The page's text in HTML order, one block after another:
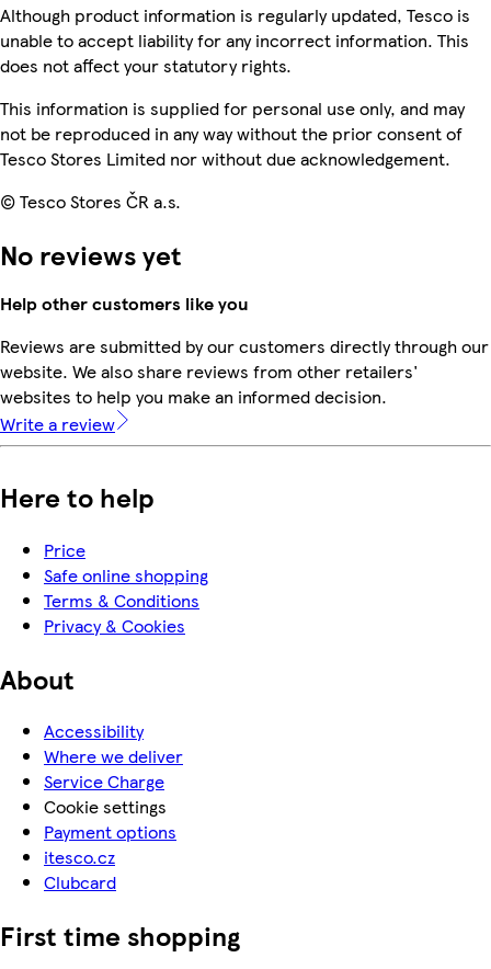
Although product information is regularly updated, Tesco is
unable to accept liability for any incorrect information. This
does not affect your statutory rights.
This information is supplied for personal use only, and may
not be reproduced in any way without the prior consent of
Tesco Stores Limited nor without due acknowledgement.
© Tesco Stores ČR a.s.
No reviews yet
Help other customers like you
Reviews are submitted by our customers directly through our
website. We also share reviews from other retailers'
websites to help you make an informed decision.
Write a review
Here to help
Price
Safe online shopping
Terms & Conditions
Privacy & Cookies
About
Accessibility
Where we deliver
Service Charge
Cookie settings
Payment options
itesco.cz
Clubcard
First time shopping